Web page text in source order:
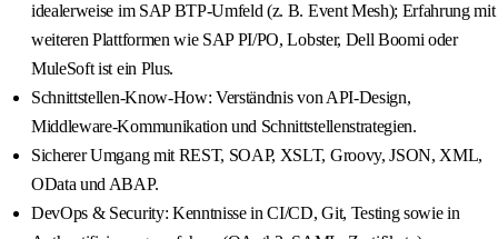
idealerweise im SAP BTP-Umfeld (z. B. Event Mesh); Erfahrung mit
weiteren Plattformen wie SAP PI/PO, Lobster, Dell Boomi oder
MuleSoft ist ein Plus.
Schnittstellen-Know-How: Verständnis von API-Design,
Middleware-Kommunikation und Schnittstellenstrategien.
Sicherer Umgang mit REST, SOAP, XSLT, Groovy, JSON, XML,
OData und ABAP.
DevOps & Security: Kenntnisse in CI/CD, Git, Testing sowie in